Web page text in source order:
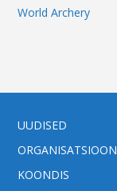
World Archery
UUDISED
ORGANISATSIOON
KOONDIS